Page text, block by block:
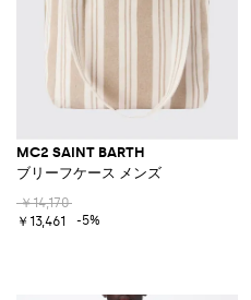
MC2 SAINT BARTH
ブリーフケース メンズ
￥14,170
￥13,461
-5%